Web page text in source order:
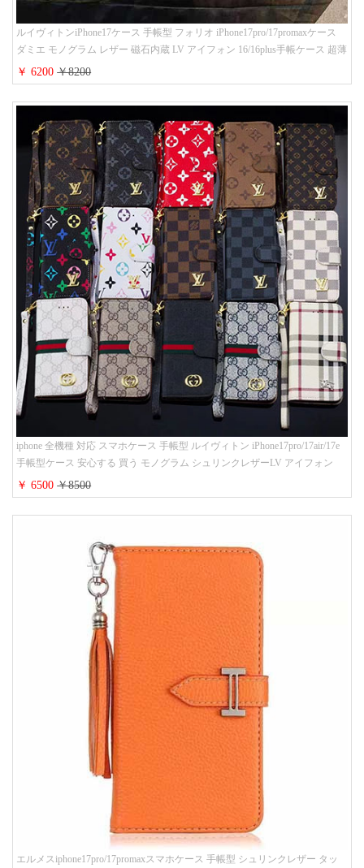
ルイヴィトンiPhone17ケース 手帳型 フォリオ iPhone17pro/17promaxケース
ダミエ モノグラム レザー 磁石内蔵 LV アイフォン 16/16plus手帳ケース 超薄
ビジネス風 メンズ レディース おしゃれ ブランドiphone15/14/13手帳型スマ
ホケース お 揃い
￥ 6200￥8200
iphone 全機種 対応 スマホケース 手帳型 ルイヴィトン iPhone17pro/17air/17e
手帳型ケース 安心する 買う モノグラム シュリンクレザーLV アイフォン
16/16promaxスマホケース 手帳 多機能 グッチiphone15pro/14/13携帯ケース 大
人 レディース メンズ ストラップ付き
￥ 6500￥8500
エルメスiphone17pro/17promaxスマホケース 手帳型 シュリンクレザー タッ